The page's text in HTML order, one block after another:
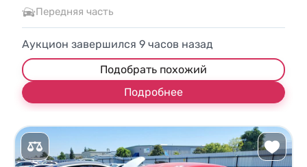
Передняя часть
Аукцион завершился 9 часов назад
Подобрать похожий
Подробнее